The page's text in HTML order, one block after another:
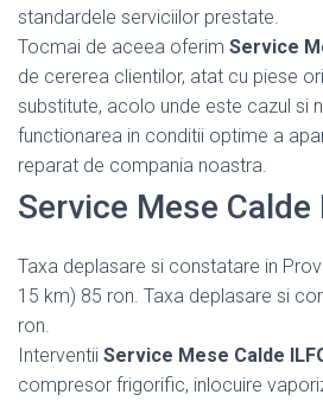
standardele serviciilor prestate.
Tocmai de aceea oferim Service
de cererea clientilor, atat cu piese
substitute, acolo unde este cazul si
functionarea in conditii optime a
reparat de compania noastra.
Service Mese Calde
Taxa deplasare si constatare in
15 km) 85 ron. Taxa deplasare si
ron.
Interventii Service Mese Calde
compresor frigorific, inlocuire